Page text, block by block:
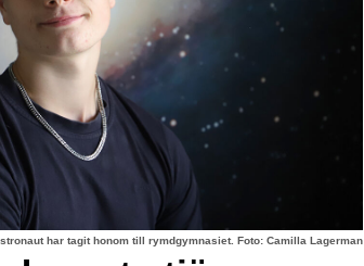
har tagit honom till rymdgymnasiet. Foto: Camilla Lagerman